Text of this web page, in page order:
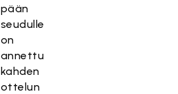
pään
seudulle
on
annettu
kahden
ottelun